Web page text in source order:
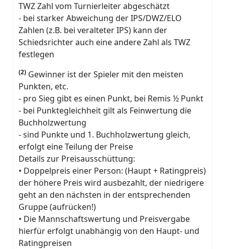
TWZ Zahl vom Turnierleiter abgeschätzt
- bei starker Abweichung der IPS/DWZ/ELO
Zahlen (z.B. bei veralteter IPS) kann der
Schiedsrichter auch eine andere Zahl als TWZ
festlegen
(2) Gewinner ist der Spieler mit den meisten
Punkten, etc.
- pro Sieg gibt es einen Punkt, bei Remis ½ Punkt
- bei Punktegleichheit gilt als Feinwertung die
Buchholzwertung
- sind Punkte und 1. Buchholzwertung gleich,
erfolgt eine Teilung der Preise
Details zur Preisausschüttung:
• Doppelpreis einer Person: (Haupt + Ratingpreis)
der höhere Preis wird ausbezahlt, der niedrigere
geht an den nächsten in der entsprechenden
Gruppe (aufrücken!)
• Die Mannschaftswertung und Preisvergabe
hierfür erfolgt unabhängig von den Haupt- und
Ratingpreisen